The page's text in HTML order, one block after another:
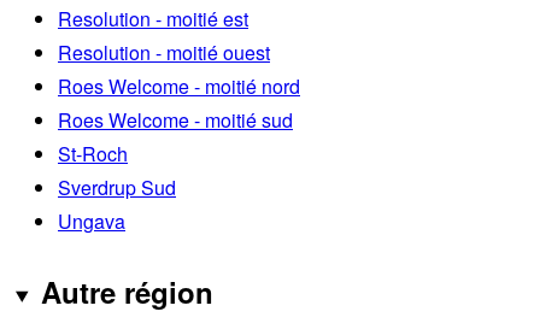
Resolution - moitié est
Resolution - moitié ouest
Roes Welcome - moitié nord
Roes Welcome - moitié sud
St-Roch
Sverdrup Sud
Ungava
Autre région